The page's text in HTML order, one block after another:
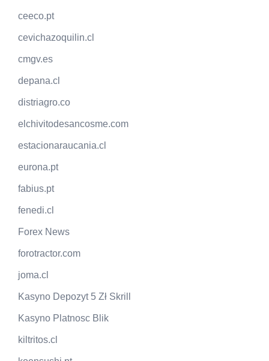
ceeco.pt
cevichazoquilin.cl
cmgv.es
depana.cl
distriagro.co
elchivitodesancosme.com
estacionaraucania.cl
eurona.pt
fabius.pt
fenedi.cl
Forex News
forotractor.com
joma.cl
Kasyno Depozyt 5 Zł Skrill
Kasyno Platnosc Blik
kiltritos.cl